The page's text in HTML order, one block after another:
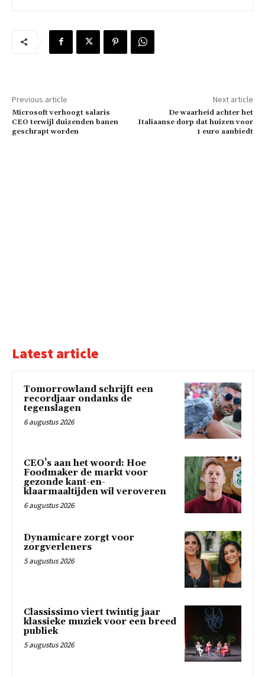
Previous article
Microsoft verhoogt salaris
CEO terwijl duizenden banen
geschrapt worden
Next article
De waarheid achter het
Italiaanse dorp dat huizen voor
1 euro aanbiedt
Latest article
Tomorrowland schrijft een
recordjaar ondanks de
tegenslagen
6 augustus 2026
CEO’s aan het woord: Hoe
Foodmaker de markt voor
gezonde kant-en-
klaarmaaltijden wil veroveren
6 augustus 2026
Dynamicare zorgt voor
zorgverleners
5 augustus 2026
Classissimo viert twintig jaar
klassieke muziek voor een breed
publiek
5 augustus 2026